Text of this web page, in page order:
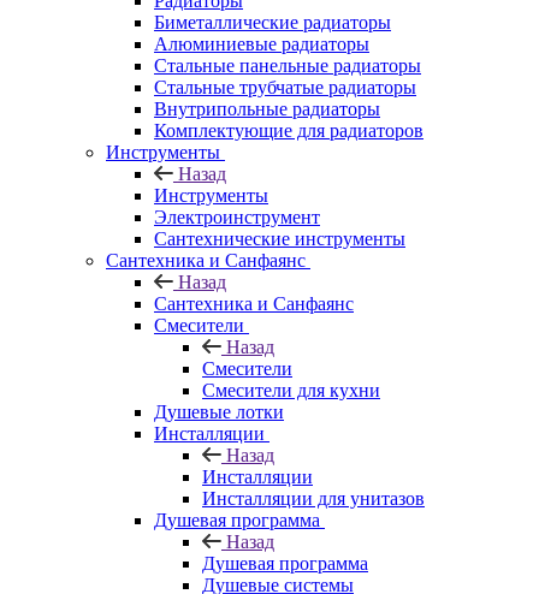
Биметаллические радиаторы
Алюминиевые радиаторы
Стальные панельные радиаторы
Стальные трубчатые радиаторы
Внутрипольные радиаторы
Комплектующие для радиаторов
Инструменты
Назад
Инструменты
Электроинструмент
Сантехнические инструменты
Сантехника и Санфаянс
Назад
Сантехника и Санфаянс
Смесители
Назад
Смесители
Смесители для кухни
Душевые лотки
Инсталляции
Назад
Инсталляции
Инсталляции для унитазов
Душевая программа
Назад
Душевая программа
Душевые системы